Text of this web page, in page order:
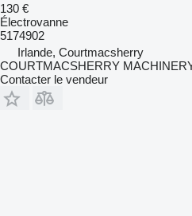
130 €
Électrovanne
5174902
Irlande, Courtmacsherry
COURTMACSHERRY
Contacter le vendeur